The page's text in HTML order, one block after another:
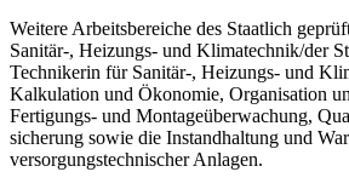
Weitere Arbeitsbereiche des Staatlich
Sanitär-, Heizungs- und Klimatechnik/der
Technikerin für Sanitär-, Heizungs- und
Kalkulation und Ökonomie, Organisation
Fertigungs- und Montageüberwachung,
siche­rung sowie die Instandhaltung und
versorgungstechnischer Anlagen.